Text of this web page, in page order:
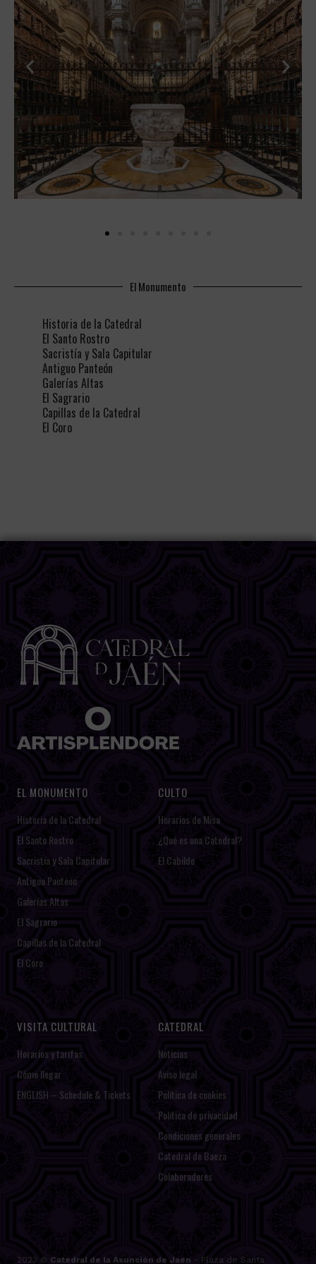
El Monumento
Historia de la Catedral
El Santo Rostro
Sacristía y Sala Capitular
Antiguo Panteón
Galerías Altas
El Sagrario
Capillas de la Catedral
El Coro
EL MONUMENTO
Historia de la Catedral
El Santo Rostro
Sacristía y Sala Capitular
Antiguo Panteón
Galerías Altas
El Sagrario
Capillas de la Catedral
El Coro
CULTO
Horarios de Misa
¿Qué es una Catedral?
El Cabildo
VISITA CULTURAL
Horarios y tarifas
Cómo llegar
ENGLISH – Schedule & Tickets
CATEDRAL
Noticias
Aviso legal
Política de cookies
Política de privacidad
Condiciones generales
Catedral de Baeza
Colaboradores
2023 © Catedral de la Asunción de Jaén - Plaza de Santa